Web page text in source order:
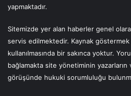
yapmaktadır.
Sitemizde yer alan haberler genel
servis edilmektedir. Kaynak göstermek
kullanılmasında bir sakınca yoktur.
bağlamakta site yönetiminin yazarların
görüşünde hukuki sorumluluğu